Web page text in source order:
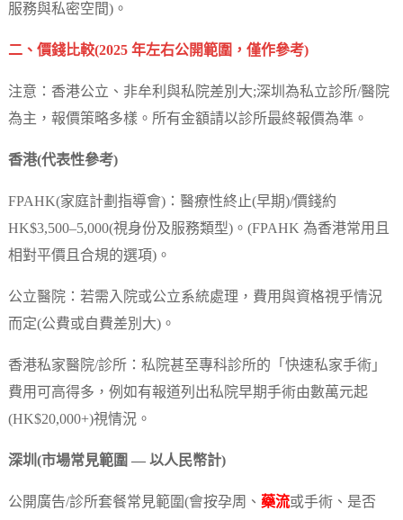
服務與私密空間)。
二、價錢比較(2025 年左右公開範圍，僅作參考)
注意：香港公立、非牟利與私院差別大;深圳為私立診所/醫院
為主，報價策略多樣。所有金額請以診所最終報價為準。
香港(代表性參考)
FPAHK(家庭計劃指導會)：醫療性終止(早期)/價錢約
HK$3,500–5,000(視身份及服務類型)。(FPAHK 為香港常用且
相對平價且合規的選項)。
公立醫院：若需入院或公立系統處理，費用與資格視乎情況
而定(公費或自費差別大)。
香港私家醫院/診所：私院甚至專科診所的「快速私家手術」
費用可高得多，例如有報道列出私院早期手術由數萬元起
(HK$20,000+)視情況。
深圳(市場常見範圍 — 以人民幣計)
公開廣告/診所套餐常見範圍(會按孕周、 藥流或手術、是否